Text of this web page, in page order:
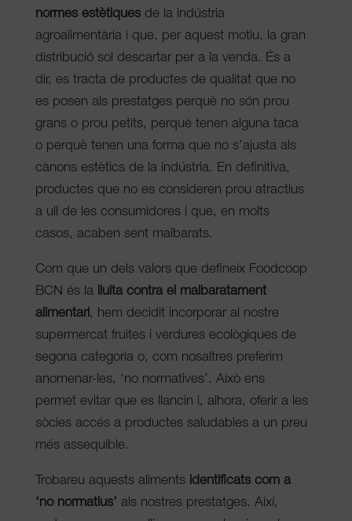
normes estètiquesde la indústria
agroalimentària i que, per aquest motiu, la gran
distribució sol descartar per a la venda. És a
dir, es tracta de productes de qualitat que no
es posen als prestatges perquè no són prou
grans o prou petits, perquè tenen alguna taca
o perquè tenen una forma que no s’ajusta als
cànons estètics de la indústria. En definitiva,
productes que no es consideren prou atractius
a ull de les consumidores i que, en molts
casos, acaben sent malbarats.
Com que un dels valors que defineix Foodcoop
BCN és la lluita contra el malbaratament
alimentari, hem decidit incorporar al nostre
supermercat fruites i verdures ecològiques de
segona categoria o, com nosaltres preferim
anomenar-les, ‘no normatives’. Això ens
permet evitar que es llancin i, alhora, oferir a les
sòcies accés a productes saludables a un preu
més assequible.
Trobareu aquests aliments identificats com a
‘no normatius’ als nostres prestatges. Així,